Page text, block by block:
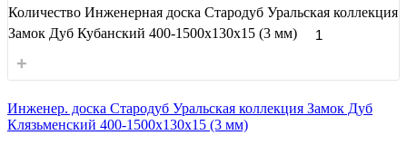
Количество Инженерная доска Стародуб Уральская коллекция
Замок Дуб Кубанский 400-1500x130x15 (3 мм)
+
Инженер. доска Стародуб Уральская коллекция Замок Дуб
Клязьменский 400-1500x130x15 (3 мм)